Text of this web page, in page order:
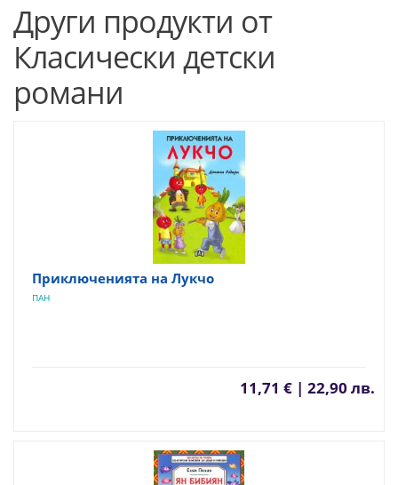
Други продукти от
Класически детски
романи
Приключенията на Лукчо
ПАН
11,71 € | 22,90 лв.